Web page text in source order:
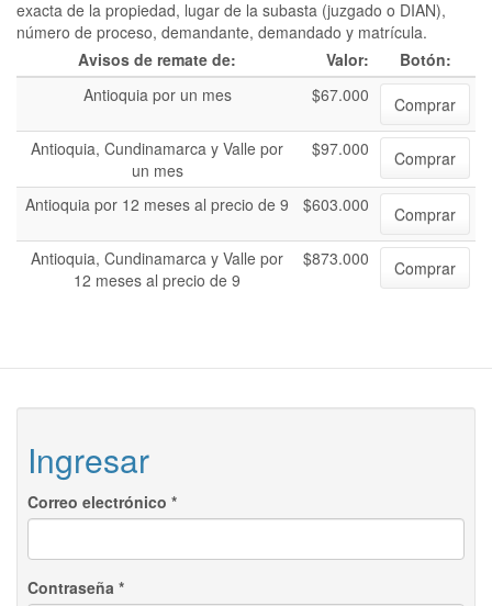
exacta de la propiedad, lugar de la subasta (juzgado o DIAN),
número de proceso, demandante, demandado y matrícula.
Avisos de remate de:
Valor:
Botón:
Antioquia por un mes
$67.000
Comprar
Antioquia, Cundinamarca y Valle por
un mes
$97.000 Comprar
Antioquia por 12 meses al precio de 9 $603.000
Comprar
Antioquia, Cundinamarca y Valle por
12 meses al precio de 9
$873.000 Comprar
Ingresar
Correo electrónico *
Contraseña *